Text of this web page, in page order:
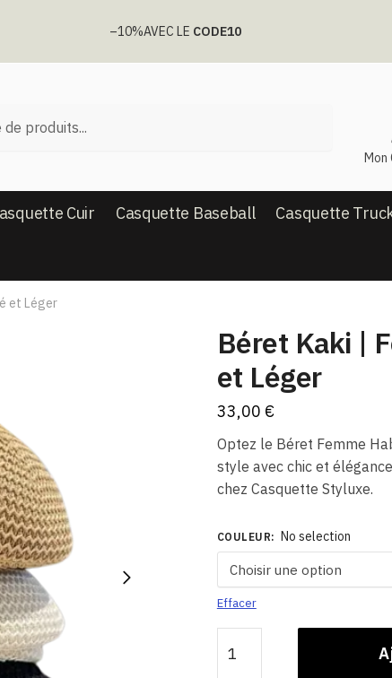
–10%AVEC LE CODE10
Mon
Cuir Casquette Baseball Casquette
et Léger
Béret Kaki​ |
et Léger
33,00 €
Optez le Béret Femme
style avec chic et
chez Casquette Styluxe.
COULEUR: No selection
Effacer
de